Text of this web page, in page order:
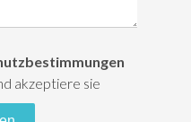
akzeptiere sie